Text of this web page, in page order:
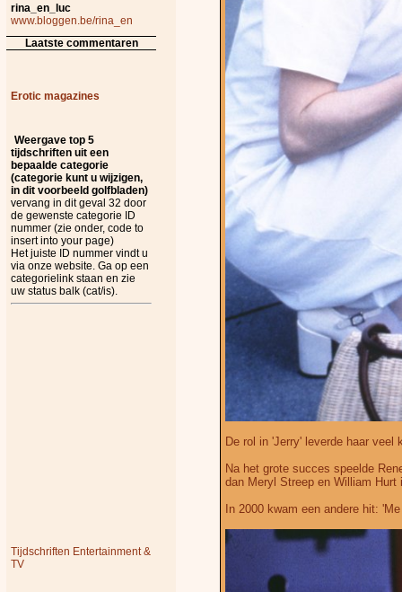
rina_en_luc
www.bloggen.be/rina_en
Laatste commentaren
Erotic magazines
Weergave top 5
tijdschriften uit een
bepaalde categorie
(categorie kunt u wijzigen,
in dit voorbeeld golfbladen)
vervang in dit geval 32 door
de gewenste categorie ID
nummer (zie onder, code to
insert into your page)
Het juiste ID nummer vindt u
via onze website. Ga op een
categorielink staan en zie
uw status balk (cat/is).
Tijdschriften Entertainment &
TV
De rol in 'Jerry' leverde haar veel
Na het grote succes speelde
dan Meryl Streep en William Hurt
In 2000 kwam een andere hit: